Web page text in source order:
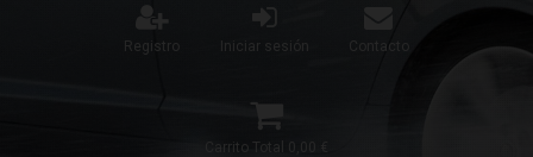
Registro Iniciar sesión Contacto
Carrito Total 0,00 €